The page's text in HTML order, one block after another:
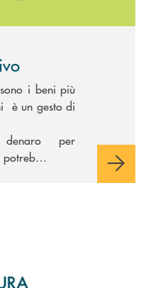
i beni più
è un gesto di
per
potreb…